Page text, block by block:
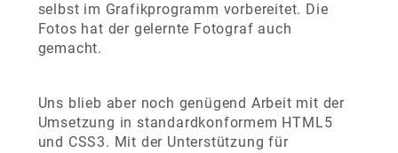
selbst im Grafikprogramm vorbereitet. Die
Fotos hat der gelernte Fotograf auch
gemacht.
Uns blieb aber noch genügend Arbeit mit der
Umsetzung in standardkonformem HTML5
und CSS3. Mit der Unterstützung für